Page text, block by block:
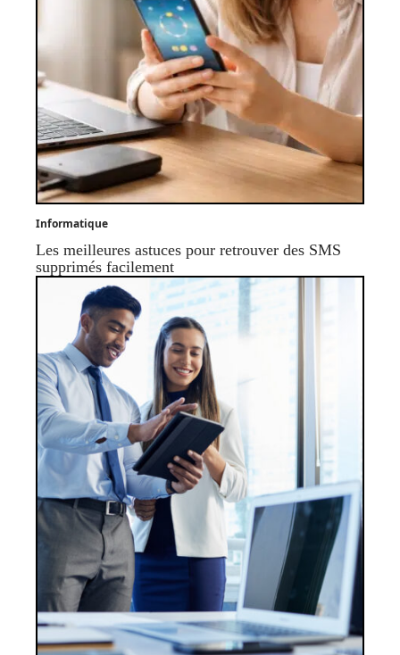
Informatique
Les meilleures astuces pour retrouver des SMS
supprimés facilement